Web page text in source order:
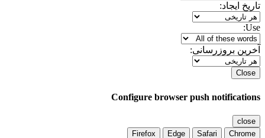
تاریخ ایجاد:
Use:
آخرین بروزرسانی:
Close
Configure browser push notifications
close
Chrome
Safari
Edge
Firefox